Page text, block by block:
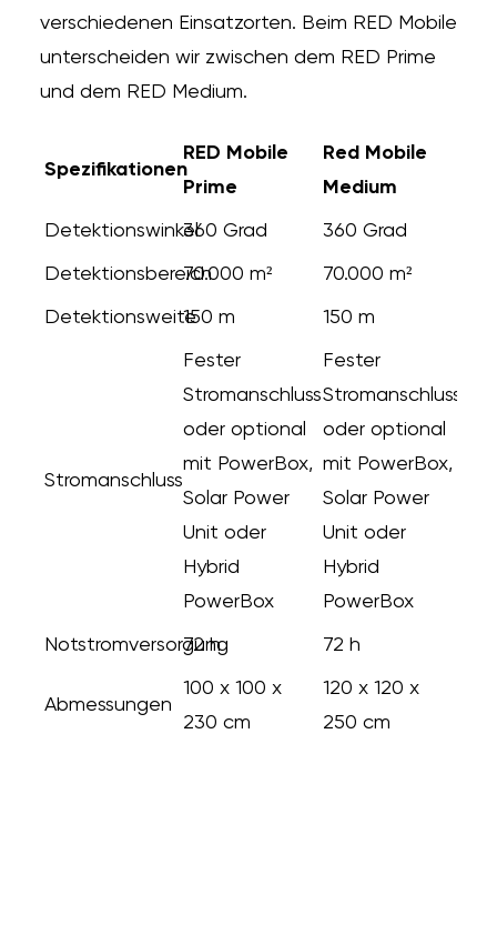
verschiedenen Einsatzorten. Beim RED Mobile
unterscheiden wir zwischen dem RED Prime
und dem RED Medium.
Spezifikationen
RED Mobile
Prime
Red Mobile
Medium
Detektionswinkel360 Grad 360 Grad
Detektionsbereich70.000 m² 70.000 m²
Detektionsweite150 m 150 m
Stromanschluss
Fester
Stromanschluss
oder optional
mit PowerBox,
Solar Power
Unit oder
Hybrid
PowerBox
Fester
Stromanschluss
oder optional
mit PowerBox,
Solar Power
Unit oder
Hybrid
PowerBox
Notstromversorgung
72 h 72 h
Abmessungen
100 x 100 x
230 cm
120 x 120 x
250 cm